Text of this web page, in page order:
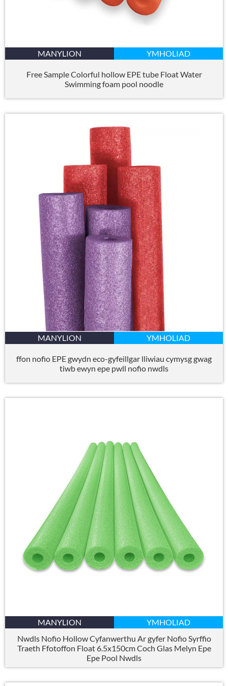
MANYLION YMHOLIAD
Free Sample Colorful hollow EPE tube Float Water
Swimming foam pool noodle
MANYLION YMHOLIAD
ffon nofio EPE gwydn eco-gyfeillgar lliwiau cymysg gwag
tiwb ewyn epe pwll nofio nwdls
MANYLION
YMHOLIAD
Nwdls Nofio Hollow Cyfanwerthu Ar gyfer Nofio Syrffio
Traeth Ffotoffon Float 6.5x150cm Coch Glas Melyn Epe
Epe Pool Nwdls